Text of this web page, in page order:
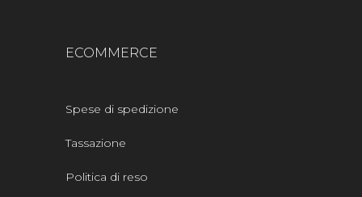
ECOMMERCE
Spese di spedizione
Tassazione
Politica di reso